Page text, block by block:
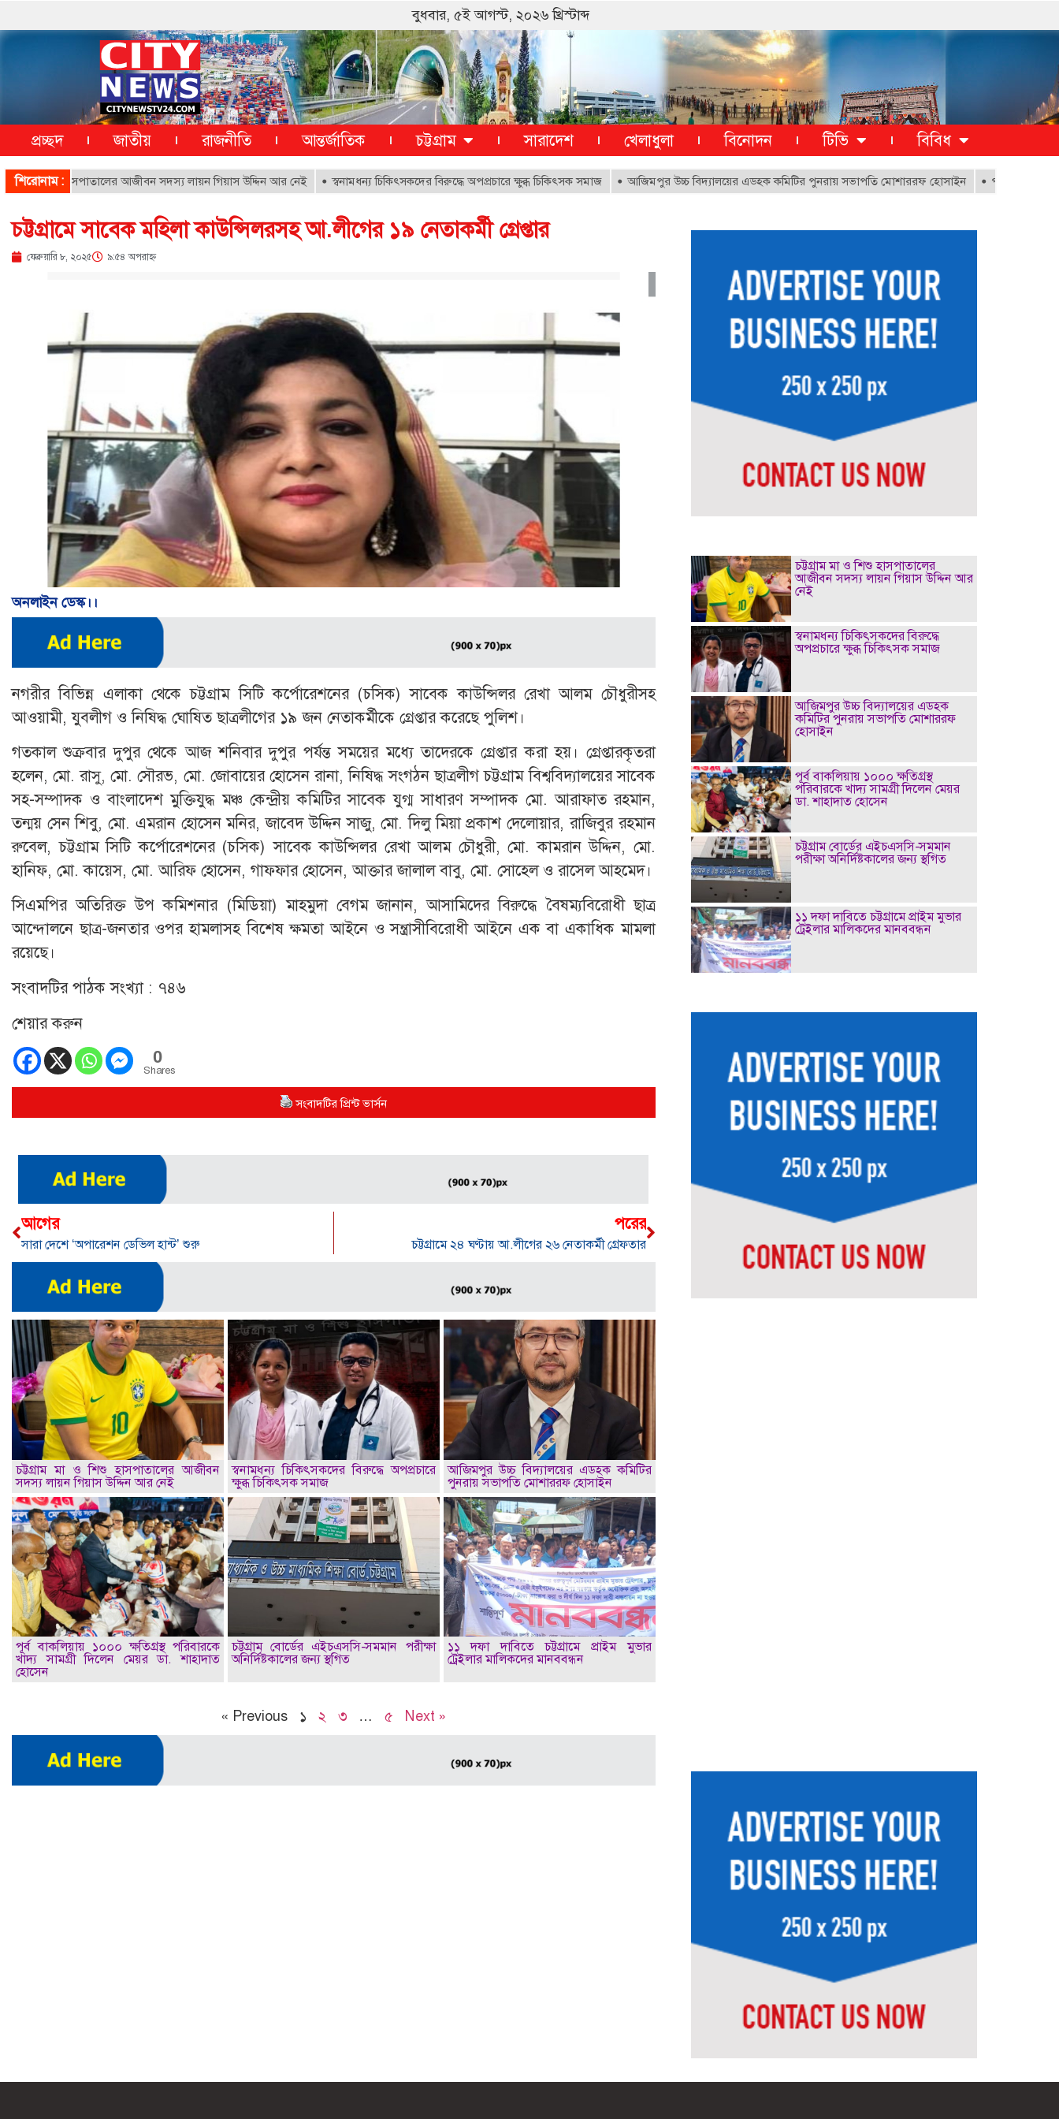
বুধবার, ৫ই আগস্ট, ২০২৬ খ্রিস্টাব্দ
প্রচ্ছদ জাতীয় রাজনীতি আন্তর্জাতিক চট্টগ্রাম সারাদেশ খেলাধুলা বিনোদন টিভি বিবিধ
শিরোনাম :
ও শিশু হাসপাতালের আজীবন সদস্য লায়ন গিয়াস উদ্দিন আর নেই স্বনামধন্য চিকিৎসকদের বিরুদ্ধে অপপ্রচারে ক্ষুব্ধ চিকিৎসক সমাজ আজিমপুর উচ্চ বিদ্যালয়ের এডহক কমিটির পুনরায় সভাপতি মোশাররফ হোসাইন পূর্ব বাকলিয়ায় ১০০০
চট্টগ্রামে সাবেক মহিলা কাউন্সিলরসহ আ.লীগের ১৯ নেতাকর্মী গ্রেপ্তার
ফেব্রুয়ারি ৮, ২০২৫ ৯:৫৪ অপরাহ্ণ
অনলাইন ডেস্ক।।
নগরীর বিভিন্ন এলাকা থেকে চট্টগ্রাম সিটি কর্পোরেশনের (চসিক) সাবেক কাউন্সিলর রেখা আলম চৌধুরীসহ
আওয়ামী, যুবলীগ ও নিষিদ্ধ ঘোষিত ছাত্রলীগের ১৯ জন নেতাকর্মীকে গ্রেপ্তার করেছে পুলিশ।
গতকাল শুক্রবার দুপুর থেকে আজ শনিবার দুপুর পর্যন্ত সময়ের মধ্যে তাদেরকে গ্রেপ্তার করা হয়। গ্রেপ্তারকৃতরা
হলেন, মো. রাসু, মো. সৌরভ, মো. জোবায়ের হোসেন রানা, নিষিদ্ধ সংগঠন ছাত্রলীগ চট্টগ্রাম বিশ্ববিদ্যালয়ের সাবেক
সহ-সম্পাদক ও বাংলাদেশ মুক্তিযুদ্ধ মঞ্চ কেন্দ্রীয় কমিটির সাবেক যুগ্ম সাধারণ সম্পাদক মো. আরাফাত রহমান,
তন্ময় সেন শিবু, মো. এমরান হোসেন মনির, জাবেদ উদ্দিন সাজু, মো. দিলু মিয়া প্রকাশ দেলোয়ার, রাজিবুর রহমান
রুবেল, চট্টগ্রাম সিটি কর্পোরেশনের (চসিক) সাবেক কাউন্সিলর রেখা আলম চৌধুরী, মো. কামরান উদ্দিন, মো.
হানিফ, মো. কায়েস, মো. আরিফ হোসেন, গাফফার হোসেন, আক্তার জালাল বাবু, মো. সোহেল ও রাসেল আহমেদ।
সিএমপির অতিরিক্ত উপ কমিশনার (মিডিয়া) মাহমুদা বেগম জানান, আসামিদের বিরুদ্ধে বৈষম্যবিরোধী ছাত্র
আন্দোলনে ছাত্র-জনতার ওপর হামলাসহ বিশেষ ক্ষমতা আইনে ও সন্ত্রাসীবিরোধী আইনে এক বা একাধিক মামলা
রয়েছে।
সংবাদটির পাঠক সংখ্যা : ৭৪৬
শেয়ার করুন
0
Shares
সংবাদটির প্রিন্ট ভার্সন
আগের
সারা দেশে ‘অপারেশন ডেভিল হান্ট’ শুরু
পরের
চট্টগ্রামে ২৪ ঘণ্টায় আ.লীগের ২৬ নেতাকর্মী গ্রেফতার
চট্টগ্রাম মা ও শিশু হাসপাতালের আজীবন
সদস্য লায়ন গিয়াস উদ্দিন আর নেই
স্বনামধন্য চিকিৎসকদের বিরুদ্ধে অপপ্রচারে
ক্ষুব্ধ চিকিৎসক সমাজ
আজিমপুর উচ্চ বিদ্যালয়ের এডহক কমিটির
পুনরায় সভাপতি মোশাররফ হোসাইন
পূর্ব বাকলিয়ায় ১০০০ ক্ষতিগ্রস্থ পরিবারকে
খাদ্য সামগ্রী দিলেন মেয়র ডা. শাহাদাত
হোসেন
চট্টগ্রাম বোর্ডের এইচএসসি-সমমান পরীক্ষা
অনির্দিষ্টকালের জন্য স্থগিত
১১ দফা দাবিতে চট্টগ্রামে প্রাইম মুভার
ট্রেইলার মালিকদের মানববন্ধন
« Previous ১ ২ ৩ … ৫ Next »
চট্টগ্রাম মা ও শিশু হাসপাতালের
আজীবন সদস্য লায়ন গিয়াস উদ্দিন আর
নেই
স্বনামধন্য চিকিৎসকদের বিরুদ্ধে
অপপ্রচারে ক্ষুব্ধ চিকিৎসক সমাজ
আজিমপুর উচ্চ বিদ্যালয়ের এডহক
কমিটির পুনরায় সভাপতি মোশাররফ
হোসাইন
পূর্ব বাকলিয়ায় ১০০০ ক্ষতিগ্রস্থ
পরিবারকে খাদ্য সামগ্রী দিলেন মেয়র
ডা. শাহাদাত হোসেন
চট্টগ্রাম বোর্ডের এইচএসসি-সমমান
পরীক্ষা অনির্দিষ্টকালের জন্য স্থগিত
১১ দফা দাবিতে চট্টগ্রামে প্রাইম মুভার
ট্রেইলার মালিকদের মানববন্ধন